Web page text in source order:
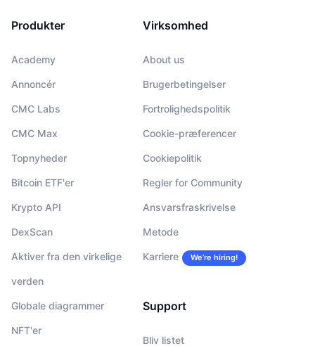
Produkter
Academy
Annoncér
CMC Labs
CMC Max
Topnyheder
Bitcoin ETF'er
Krypto API
DexScan
Aktiver fra den virkelige
verden
Globale diagrammer
NFT'er
Virksomhed
About us
Brugerbetingelser
Fortrolighedspolitik
Cookie-præferencer
Cookiepolitik
Regler for Community
Ansvarsfraskrivelse
Metode
Karriere We’re hiring!
Support
Bliv listet